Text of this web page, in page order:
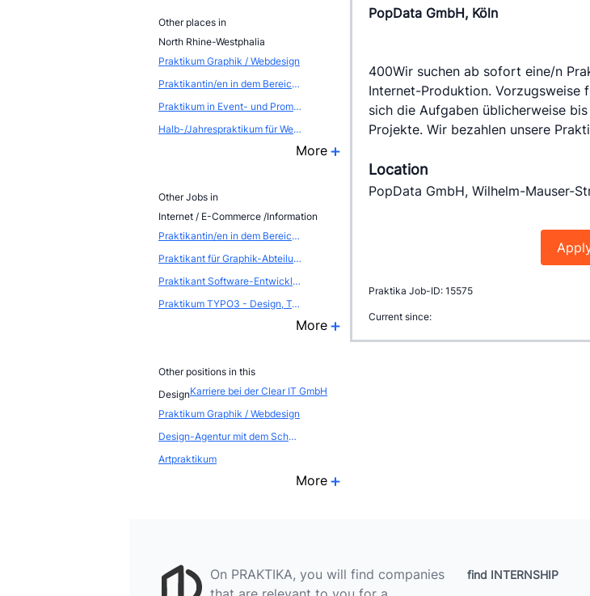
Other places in
North Rhine-Westphalia
Praktikum Graphik / Webdesign
Praktikantin/en in dem Bereich Web-Seiten-Gestaltung / Internet-Produktion
Praktikum in Event- und Promotionagentur
Halb-/Jahrespraktikum für Werbung und Direktmarketing
More
Other Jobs in
Internet / E-Commerce /Information
Praktikantin/en in dem Bereich Web-Seiten-Gestaltung / Internet-Produktion
Praktikant für Graphik-Abteilung
Praktikant Software-Entwicklung
Praktikum TYPO3 - Design, Templates, Extensions
More
Other positions in this
DesignKarriere bei der Clear IT GmbH
Praktikum Graphik / Webdesign
Design-Agentur mit dem Schwerpunkt Innenarchitektur bietet Praktikum
Artpraktikum
More
PopData GmbH, Köln
400Wir suchen ab sofort eine/n
Internet-Produktion. Vorzugsweise
sich die Aufgaben üblicherweise
Projekte. Wir bezahlen unsere
Location
PopData GmbH, Wilhelm-Mauser-
Praktika Job-ID: 15575
Current since:
On PRAKTIKA, you will find companies
find INTERNSHIP